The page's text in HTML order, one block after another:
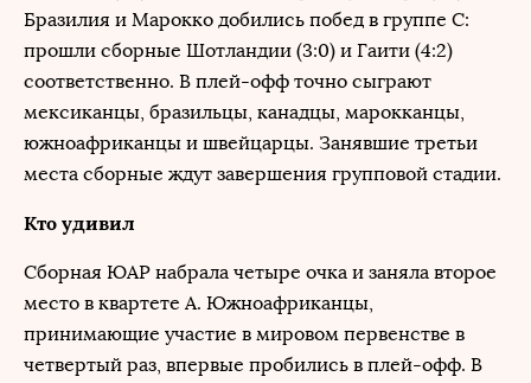
Бразилия и Марокко добились побед в группе С:
прошли сборные Шотландии (3:0) и Гаити (4:2)
соответственно. В плей-офф точно сыграют
мексиканцы, бразильцы, канадцы, марокканцы,
южноафриканцы и швейцарцы. Занявшие третьи
места сборные ждут завершения групповой стадии.
Кто удивил
Сборная ЮАР набрала четыре очка и заняла второе
место в квартете А. Южноафриканцы,
принимающие участие в мировом первенстве в
четвертый раз, впервые пробились в плей-офф. В